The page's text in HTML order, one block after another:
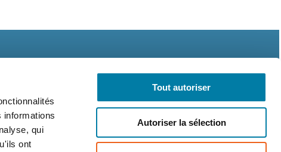
informations
qui
ont
Tout autoriser
Autoriser la sélection
légales